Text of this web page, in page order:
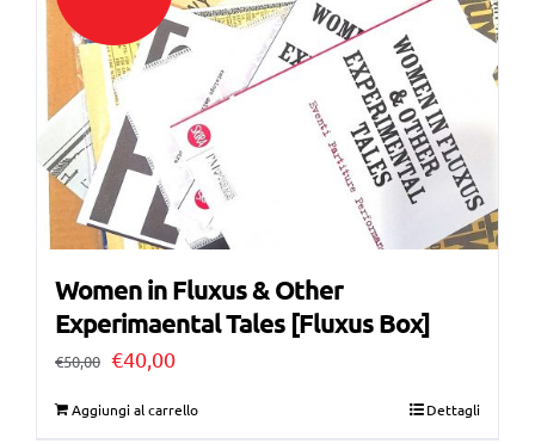
Women in Fluxus & Other
Experimaental Tales [Fluxus Box]
€50,00 Il
€40,00Il
Aggiungi al carrello Dettagli